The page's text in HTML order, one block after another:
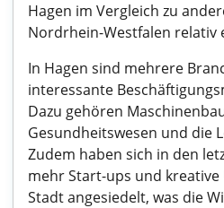
Hagen im Vergleich zu
Nordrhein-Westfalen relativ
In Hagen sind mehrere
interessante
Dazu gehören
Gesundheitswesen und die
Zudem haben sich in den
mehr Start-ups und
Stadt angesiedelt, was die